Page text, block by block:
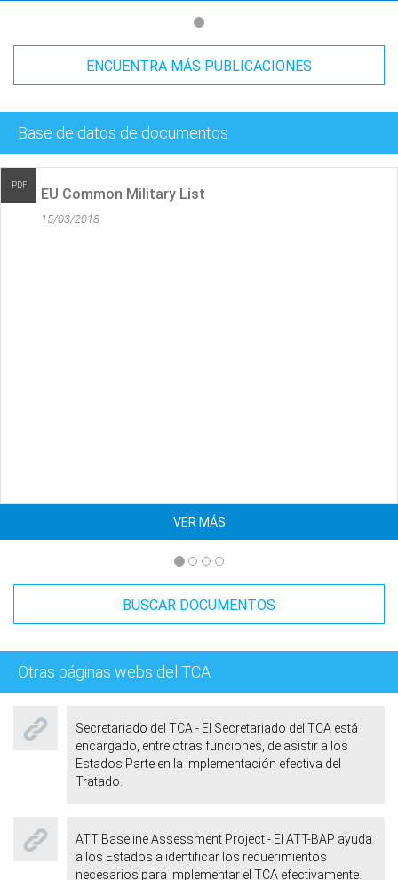
ENCUENTRA MÁS PUBLICACIONES
Base de datos de documentos
Wassenaar Arrangement
BUSCAR DOCUMENTOS
Otras páginas webs del TCA
Secretariado del TCA - El Secretariado del TCA está
encargado, entre otras funciones, de asistir a los
Estados Parte en la implementación efectiva del
Tratado.
ATT Baseline Assessment Project - El ATT-BAP ayuda
a los Estados a identificar los requerimientos
necesarios para implementar el TCA efectivamente.